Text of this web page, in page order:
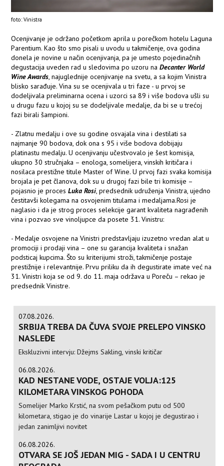
foto: Vinistra
Ocenjivanje je održano početkom aprila u porečkom hotelu Laguna
Parentium. Kao što smo pisali u uvodu u takmičenje, ova godina
donela je novine u način ocenjivanja, pa je umesto pojedinačnih
degustacija uveden rad u sledovima po uzoru naDecanter World
Wine Awards, najuglednije ocenjivanje na svetu, a sa kojim Vinistra
blisko sarađuje. Vina su se ocenjivala u tri faze - u prvoj se
dodeljivala preliminarna ocena i uzorci sa 89 i više bodova ušli su
u drugu fazu u kojoj su se dodeljivale medalje, da bi se u trećoj
fazi birali šampioni.
- Zlatnu medalju i ove su godine osvajala vina i destilati sa
najmanje 90 bodova, dok ona s 95 i više bodova dobijaju
platinastu medalju. U ocenjivanju učestvovalo je šest komisija,
ukupno 30 stručnjaka – enologa, somelijera, vinskih kritičara i
nosilaca prestižne titule Master of Wine. U prvoj fazi svaka komisija
brojala je pet članova, dok su u drugoj fazi bile tri komisije –
pojasnio je procesLuka Rosi, predsednik udruženja Vinistra, ujedno
čestitavši kolegama na osvojenim titulama i medaljama.Rosi je
naglasio i da je strog proces selekcije garant kvaliteta nagrađenih
vina i pozvao sve vinoljupce da posete 31. Vinistru:
- Medalje osvojene na Vinistri predstavljaju izuzetno vredan alat u
promociji i prodaji vina – one su garancija kvaliteta i snažan
podsticaj kupcima. Što su kriterijumi stroži, takmičenje postaje
prestižnije i relevantnije. Prvu priliku da ih degustirate imate već na
31. Vinistri koja se od 9. do 11. maja održava u Poreču – rekao je
predsednik Vinistre.
07.08.2026.
SRBIJA TREBA DA ČUVA SVOJE PRELEPO VINSKO
NASLEĐE
Ekskluzivni intervju: Džejms Sakling, vinski kritičar
06.08.2026.
KAD NESTANE VODE, OSTAJE VOLJA:125
KILOMETARA VINSKOG POHODA
Somelijer Marko Krstić, na svom pešačkom putu od 500
kilometara, stigao je do vinarije Lastar u kojoj je degustirao i
jedan zanimljivi novitet
06.08.2026.
OTVARA SE JOŠ JEDAN MIG - SADA I U CENTRU